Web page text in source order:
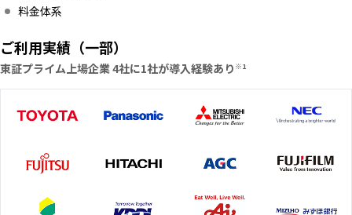
ログイン
エキスパート（グローバル版）
ビザスクdirectご利用企業
料金体系
ご利用実績（一部）
東証プライム上場企業 4社に1社が導入経験あり ※1